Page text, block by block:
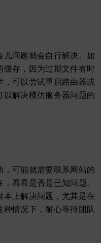
问题就会自行解决。如
存，因为过期文件有时
可以尝试重启路由器或
解决模仿服务器问题的
可能就需要联系网站的
看看是否是已知问题。
上解决问题，尤其是在
种情况下，耐心等待团队